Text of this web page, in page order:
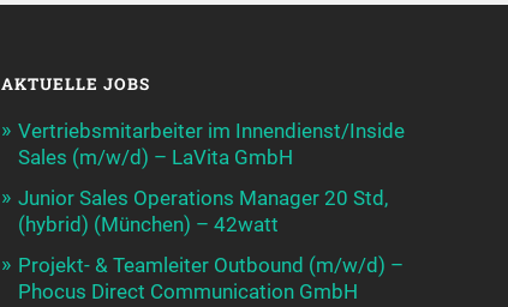
AKTUELLE JOBS
Vertriebsmitarbeiter im Innendienst/Inside
Sales (m/w/d) – LaVita GmbH
Junior Sales Operations Manager 20 Std,
(hybrid) (München) – 42watt
Projekt- & Teamleiter Outbound (m/w/d) –
Phocus Direct Communication GmbH